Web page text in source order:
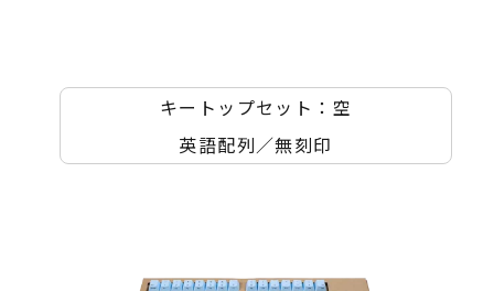
キートップセット：空
英語配列／無刻印